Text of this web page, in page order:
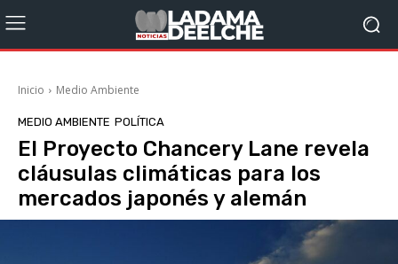
Inicio Medio Ambiente
MEDIO AMBIENTE POLÍTICA
El Proyecto Chancery Lane revela
cláusulas climáticas para los
mercados japonés y alemán